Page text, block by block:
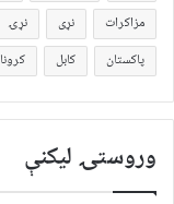
مزاکرات
نړی نړۍ
پاکستان
کابل کرونا
وروستۍ ليکنې